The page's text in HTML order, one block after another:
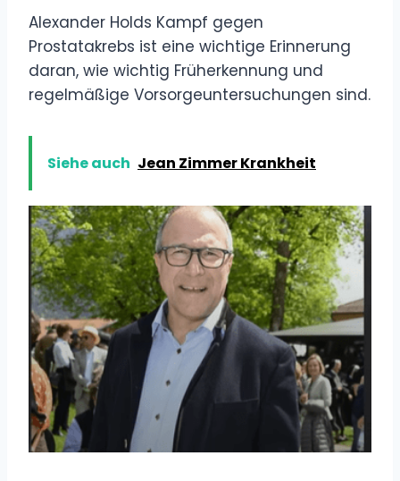
Alexander Holds Kampf gegen
Prostatakrebs ist eine wichtige Erinnerung
daran, wie wichtig Früherkennung und
regelmäßige Vorsorgeuntersuchungen sind.
Siehe auch Jean Zimmer Krankheit